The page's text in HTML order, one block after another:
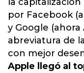
por Facebook
y Google
abreviatura de
con mejor
Apple llegó al